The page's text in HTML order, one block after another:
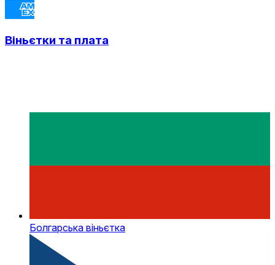
Віньєтки та плата
Болгарська віньєтка